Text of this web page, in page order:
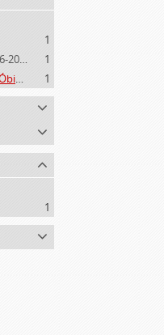
1
Vasconcelos e Sousa. Família (1946-2006)
1
Mascarenhas. Família, condes de Óbidos, Palma e Sabugal (1669-1910)
1
1